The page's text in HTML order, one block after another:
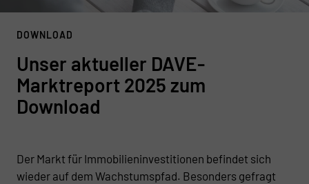
DOWNLOAD
Unser aktueller DAVE-
Marktreport 2025 zum
Download
Der Markt für Immobilieninvestitionen befindet sich
wieder auf dem Wachstumspfad. Besonders gefragt